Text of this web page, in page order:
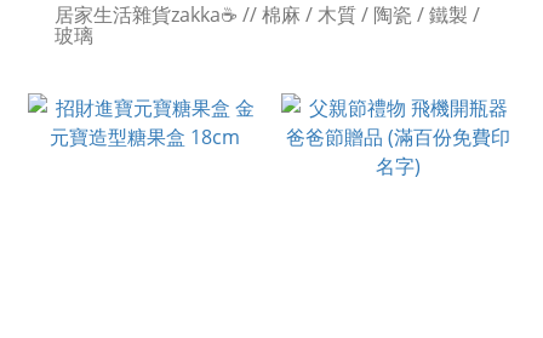
居家生活雜貨zakka☕️ // 棉麻 / 木質 / 陶瓷 / 鐵製 /
玻璃